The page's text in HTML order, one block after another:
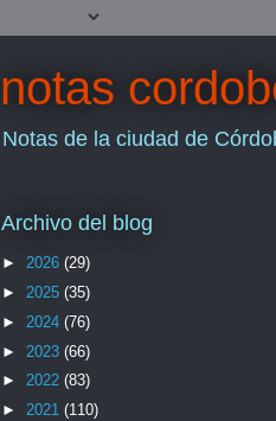
notas
Notas de la ciudad de
Archivo del blog
► 2026 (29)
► 2025 (35)
► 2024 (76)
► 2023 (66)
► 2022 (83)
► 2021 (110)